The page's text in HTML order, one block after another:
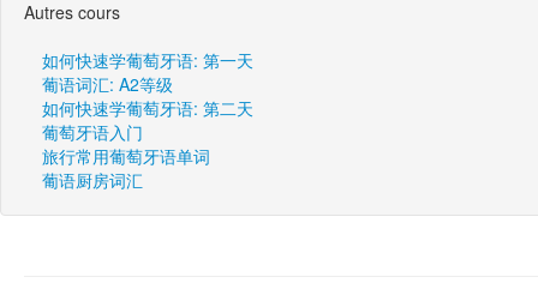
Autres cours
如何快速学葡萄牙语: 第一天
葡语词汇: A2等级
如何快速学葡萄牙语: 第二天
葡萄牙语入门
旅行常用葡萄牙语单词
葡语厨房词汇